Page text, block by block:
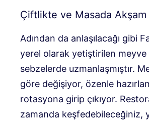
Çiftlikte ve Masada Akşam
Adından da anlaşılacağı gibi
yerel olarak yetiştirilen meyve
sebzelerde uzmanlaşmıştır.
göre değişiyor, özenle
rotasyona girip çıkıyor.
zamanda keşfedebileceğiniz,